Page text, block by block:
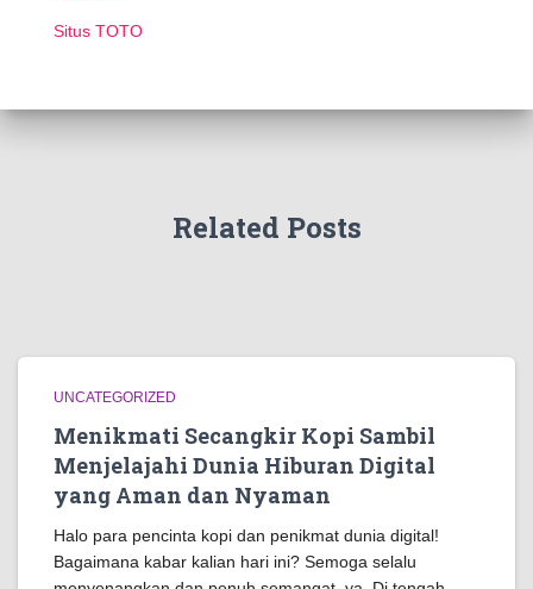
Situs TOTO
Related Posts
UNCATEGORIZED
Menikmati Secangkir Kopi Sambil
Menjelajahi Dunia Hiburan Digital
yang Aman dan Nyaman
Halo para pencinta kopi dan penikmat dunia digital!
Bagaimana kabar kalian hari ini? Semoga selalu